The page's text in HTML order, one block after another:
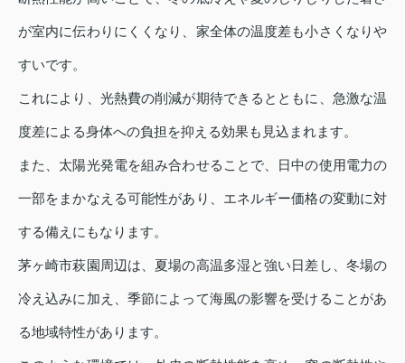
が室内に伝わりにくくなり、家全体の温度差も小さくなりや
すいです。
これにより、光熱費の削減が期待できるとともに、急激な温
度差による身体への負担を抑える効果も見込まれます。
また、太陽光発電を組み合わせることで、日中の使用電力の
一部をまかなえる可能性があり、エネルギー価格の変動に対
する備えにもなります。
茅ヶ崎市萩園周辺は、夏場の高温多湿と強い日差し、冬場の
冷え込みに加え、季節によって海風の影響を受けることがあ
る地域特性があります。